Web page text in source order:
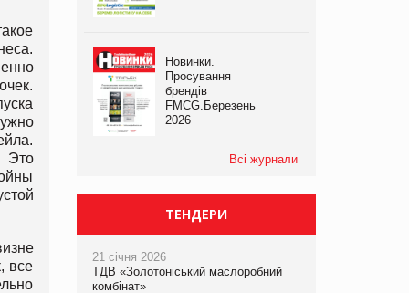
Это
все
Новинки.
Просування
брендів
FMCG.Березень
2026
Всі журнали
ТЕНДЕРИ
21 січня 2026
ТДВ «Золотоніський маслоробний
комбінат»